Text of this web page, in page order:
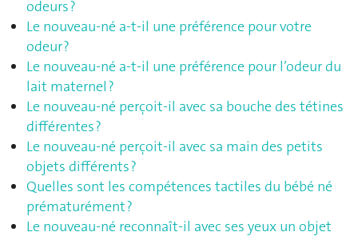
odeurs ?
Le nouveau-né a-t-il une préférence pour votre
odeur ?
Le nouveau-né a-t-il une préférence pour l’odeur du
lait maternel ?
Le nouveau-né perçoit-il avec sa bouche des tétines
différentes ?
Le nouveau-né perçoit-il avec sa main des petits
objets différents ?
Quelles sont les compétences tactiles du bébé né
prématurément ?
Le nouveau-né reconnaît-il avec ses yeux un objet